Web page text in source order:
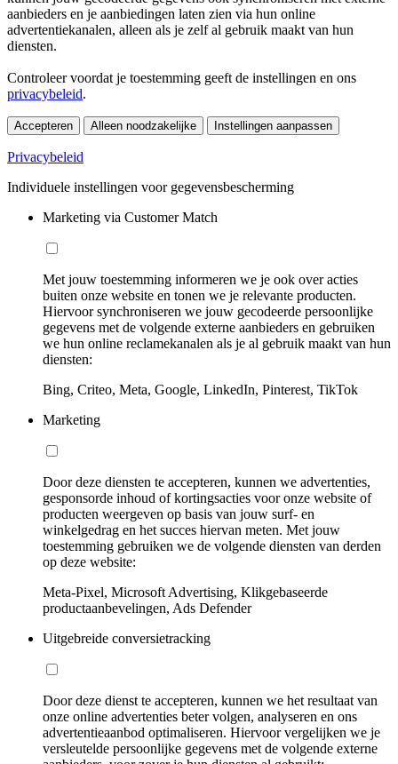
aanbieders en je aanbiedingen laten zien via hun online
advertentiekanalen, alleen als je zelf al gebruik maakt van hun
diensten.
Controleer voordat je toestemming geeft de instellingen en ons
privacybeleid.
Accepteren Alleen noodzakelijke Instellingen aanpassen
Privacybeleid
Individuele instellingen voor gegevensbescherming
Marketing via Customer Match
Met jouw toestemming informeren we je ook over acties
buiten onze website en tonen we je relevante producten.
Hiervoor synchroniseren we jouw gecodeerde persoonlijke
gegevens met de volgende externe aanbieders en gebruiken
we hun online reclamekanalen als je al gebruik maakt van hun
diensten:
Bing, Criteo, Meta, Google, LinkedIn, Pinterest, TikTok
Marketing
Door deze diensten te accepteren, kunnen we advertenties,
gesponsorde inhoud of kortingsacties voor onze website of
producten weergeven op basis van jouw surf- en
winkelgedrag en het succes hiervan meten. Met jouw
toestemming gebruiken we de volgende diensten van derden
op deze website:
Meta-Pixel, Microsoft Advertising, Klikgebaseerde
productaanbevelingen, Ads Defender
Uitgebreide conversietracking
Door deze dienst te accepteren, kunnen we het resultaat van
onze online advertenties beter volgen, analyseren en ons
advertentieaanbod optimaliseren. Hiervoor vergelijken we je
versleutelde persoonlijke gegevens met de volgende externe